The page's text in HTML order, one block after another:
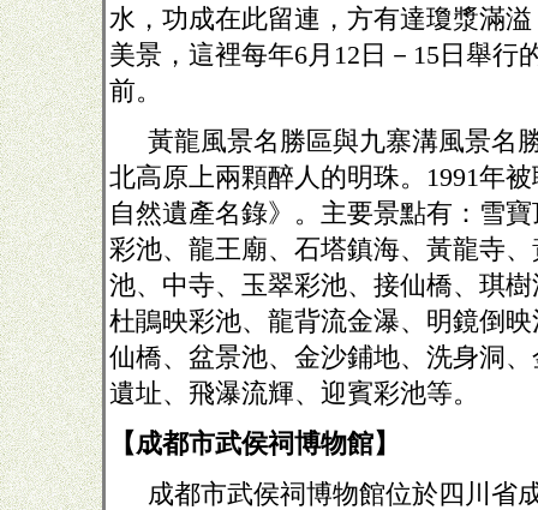
水，功成在此留連，方有達瓊漿滿
美景，這裡每年6月 12日－ 15日舉行
前。
黃龍風景名勝區與九寨溝風景名
北高原上兩顆醉人的明珠。 1991年
自然遺產名錄》。主要景點有：雪
彩池、龍王廟、石塔鎮海、黃龍寺
池、中寺、玉翠彩池、接仙橋、琪
杜鵑映彩池、龍背流金瀑、明鏡倒
仙橋、盆景池、金沙鋪地、洗身洞
遺址、飛瀑流輝、迎賓彩池等。
【成都市武侯祠博物館】
成都市武侯祠博物館位於四川省